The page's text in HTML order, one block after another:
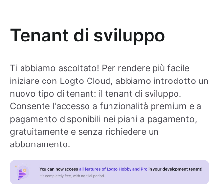
Tenant di sviluppo
Ti abbiamo ascoltato! Per rendere più facile
iniziare con Logto Cloud, abbiamo introdotto un
nuovo tipo di tenant: il tenant di sviluppo.
Consente l'accesso a funzionalità premium e a
pagamento disponibili nei piani a pagamento,
gratuitamente e senza richiedere un
abbonamento.